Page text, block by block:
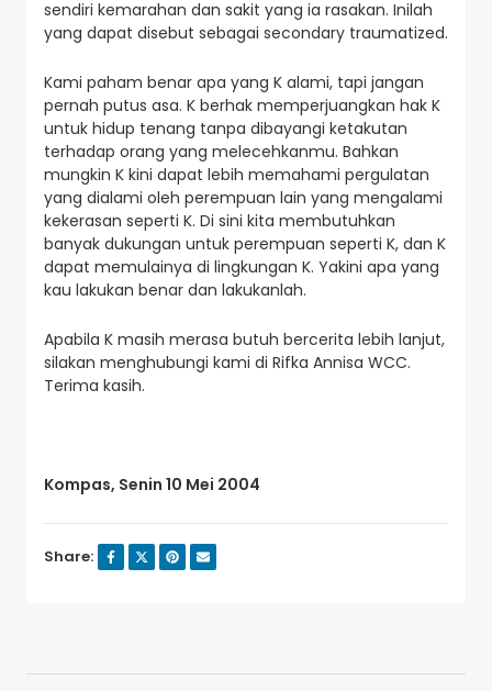
sendiri kemarahan dan sakit yang ia rasakan. Inilah
yang dapat disebut sebagai secondary traumatized.
Kami paham benar apa yang K alami, tapi jangan
pernah putus asa. K berhak memperjuangkan hak K
untuk hidup tenang tanpa dibayangi ketakutan
terhadap orang yang melecehkanmu. Bahkan
mungkin K kini dapat lebih memahami pergulatan
yang dialami oleh perempuan lain yang mengalami
kekerasan seperti K. Di sini kita membutuhkan
banyak dukungan untuk perempuan seperti K, dan K
dapat memulainya di lingkungan K. Yakini apa yang
kau lakukan benar dan lakukanlah.
Apabila K masih merasa butuh bercerita lebih lanjut,
silakan menghubungi kami di Rifka Annisa WCC.
Terima kasih.
Kompas, Senin 10 Mei 2004
Share: